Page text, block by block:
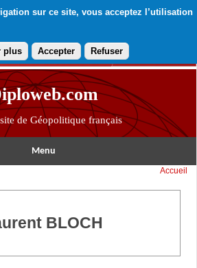
sur ce site, vous acceptez l’utilisation
plus Accepter Refuser
de Géopolitique français
Menu
Accueil
BLOCH